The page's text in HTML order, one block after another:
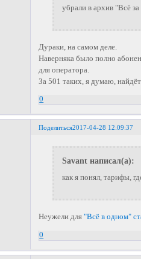
убрали в архив "Всё
Дураки, на самом деле.
Наверняка было полно
для оператора.
За 501 таких, я думаю,
0
Поделиться2017-04-28 12:09:37
Savant написал(а):
как я понял, тарифы,
Неужели для"Всё в одном"
0